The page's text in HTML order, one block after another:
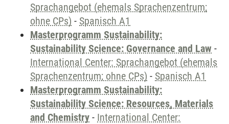
Sprachangebot (ehemals Sprachenzentrum;
ohne CPs) - Spanisch A1
Masterprogramm Sustainability:
Sustainability Science: Governance and Law -
International Center: Sprachangebot (ehemals
Sprachenzentrum; ohne CPs) - Spanisch A1
Masterprogramm Sustainability:
Sustainability Science: Resources, Materials
and Chemistry - International Center: